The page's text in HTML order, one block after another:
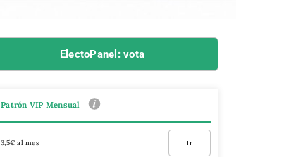
ElectoPanel: vota
Patrón VIP Mensual
3,5€ al mes Ir